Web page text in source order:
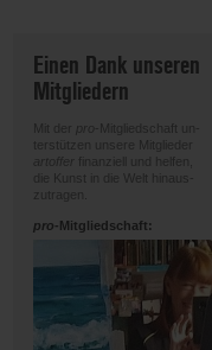
Einen Dank unseren
Mitgliedern
Mit der pro
-Mitgliedschaft un-
terstützen unsere Mitglieder
artoffer finanziell und helfen,
die Kunst in die Welt hinaus-
zutragen.
pro-Mitgliedschaft: